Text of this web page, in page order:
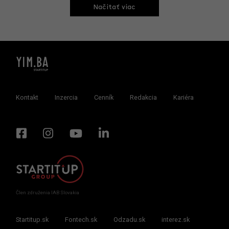
Načitať viac
Kontakt Inzercia Cenník Redakcia Kariéra
Člen združenia IAB Slovakia
Startitup.sk Fontech.sk Odzadu.sk interez.sk